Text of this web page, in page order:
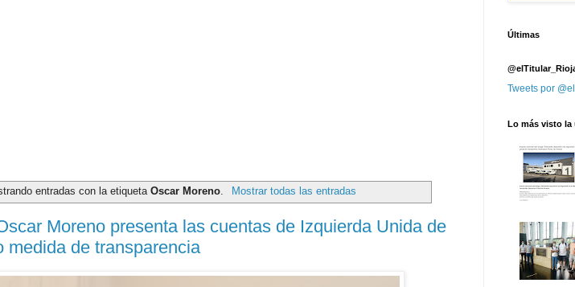
entradas con la etiquetaOscar Moreno Mostrar todas las entradas
Moreno presenta las cuentas de Izquierda Unida de
medida de transparencia
Últimas
Tweets por
Lo más visto la